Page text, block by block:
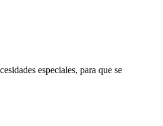
especiales, para que se